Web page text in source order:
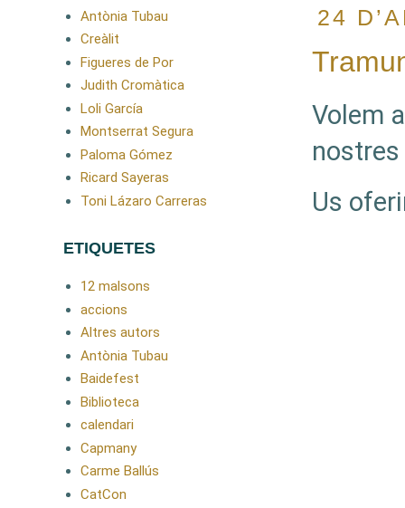
24
Volem
Us
Antònia Tubau
Creàlit
Figueres de Por
Judith Cromàtica
Loli García
Montserrat Segura
Paloma Gómez
Ricard Sayeras
Toni Lázaro Carreras
ETIQUETES
12 malsons
accions
Altres autors
Antònia Tubau
Baidefest
Biblioteca
calendari
Capmany
Carme Ballús
CatCon